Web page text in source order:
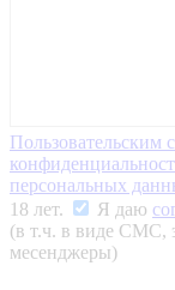
Пользовательским
персональных
18 лет.
Я даю
(в т.ч. в виде СМС,
месенджеры)